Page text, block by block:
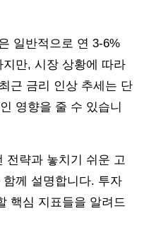
일반적으로 연 3-6%
만, 시장 상황에 따라
근 금리 인상 추세는 단
영향을 줄 수 있습니
전략과 놓치기 쉬운 고
께 설명합니다. 투자
핵심 지표들을 알려드